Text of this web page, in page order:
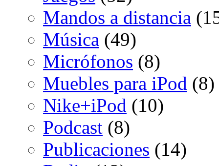
Mandos a distancia
Música (49)
Micrófonos (8)
Muebles para iPod (8)
Nike+iPod (10)
Podcast (8)
Publicaciones (14)